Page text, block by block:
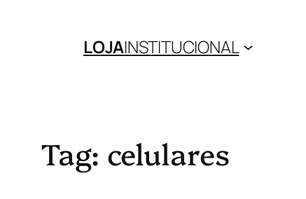
LOJAINSTITUCIONAL
Tag: celulares